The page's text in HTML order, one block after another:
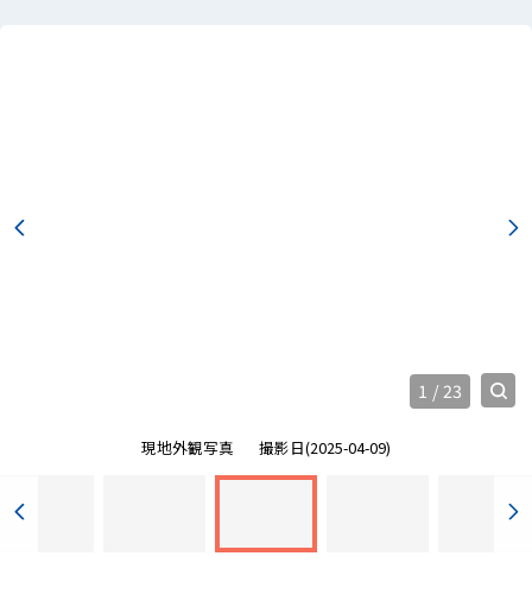
現地外観写真 撮影日(2025-04-09)
1 /23